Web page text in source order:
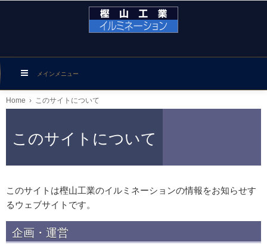
メインメニュー
Home › このサイトについて
このサイトについて
このサイトは樫山工業のイルミネーションの情報をお知らせす
るウェブサイトです。
企画・運営